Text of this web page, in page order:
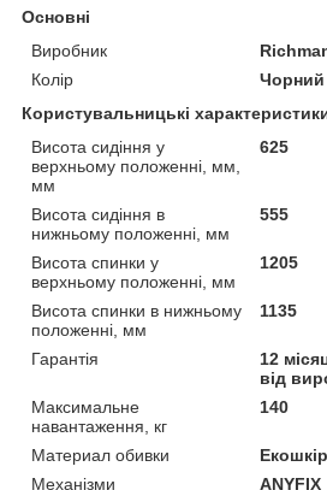
Основні
Виробник
Колір
Чорний
Користувальницькі
Висота сидіння у
верхньому положенні, мм,
мм
625
Висота сидіння в
нижньому положенні, мм
555
Висота спинки у
верхньому положенні, мм
1205
Висота спинки в нижньому
положенні, мм
1135
Гарантія
12
від
Максимальне
навантаження, кг
140
Материал обивки
Механізми
ANYFIX